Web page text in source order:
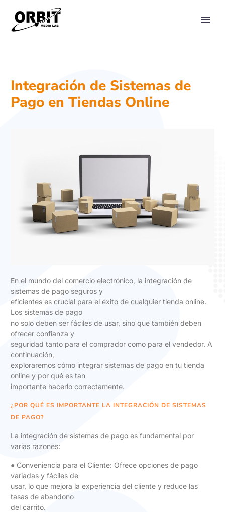
Integración de Sistemas de
Pago en Tiendas Online
En el mundo del comercio electrónico, la integración de
sistemas de pago seguros y
eficientes es crucial para el éxito de cualquier tienda online.
Los sistemas de pago
no solo deben ser fáciles de usar, sino que también deben
ofrecer confianza y
seguridad tanto para el comprador como para el vendedor. A
continuación,
exploraremos cómo integrar sistemas de pago en tu tienda
online y por qué es tan
importante hacerlo correctamente.
¿POR QUÉ ES IMPORTANTE LA INTEGRACIÓN DE SISTEMAS
DE PAGO?
La integración de sistemas de pago es fundamental por
varias razones:
● Conveniencia para el Cliente: Ofrece opciones de pago
variadas y fáciles de
usar, lo que mejora la experiencia del cliente y reduce las
tasas de abandono
del carrito.